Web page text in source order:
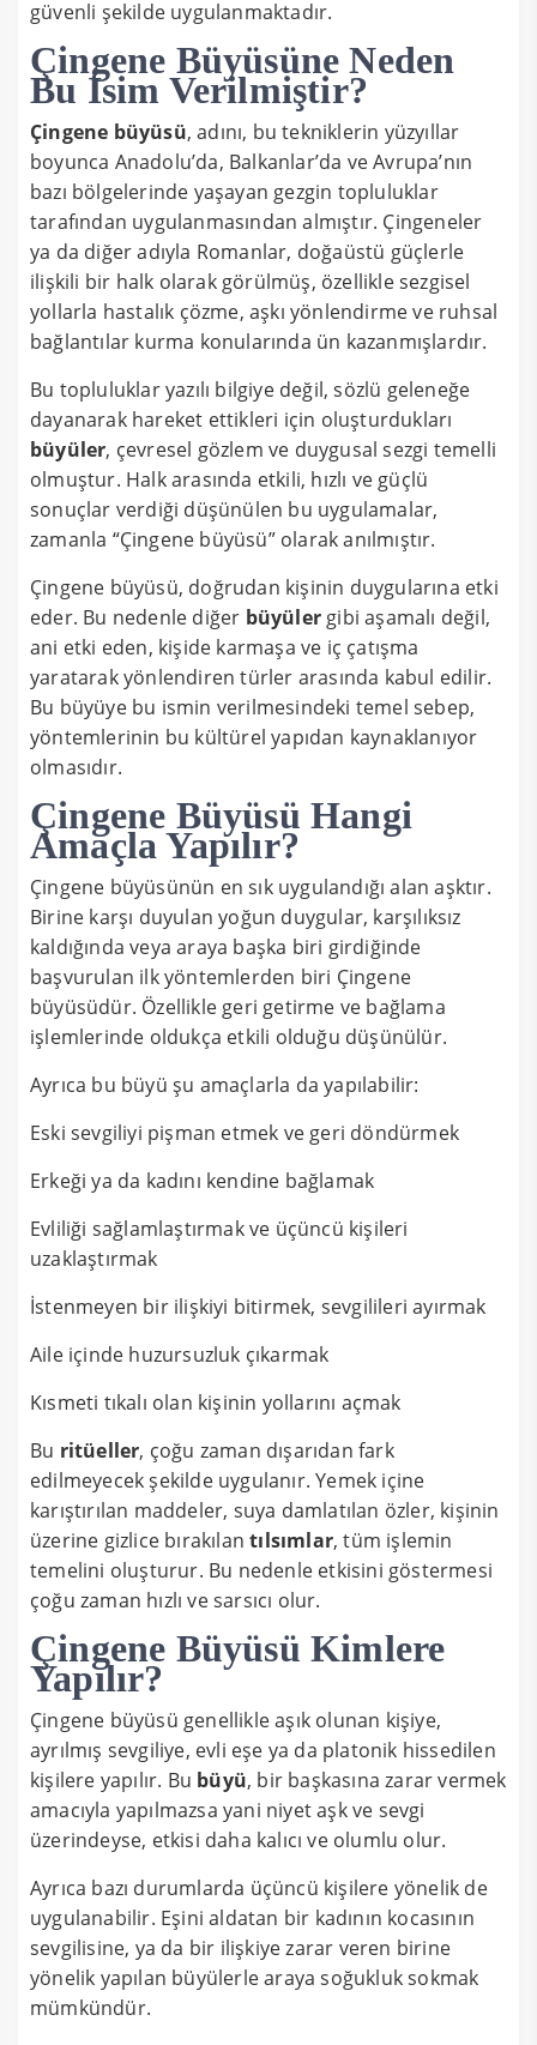
güvenli şekilde uygulanmaktadır.
Çingene Büyüsüne Neden
Bu İsim Verilmiştir?
Çingene büyüsü, adını, bu tekniklerin yüzyıllar
boyunca Anadolu’da, Balkanlar’da ve Avrupa’nın
bazı bölgelerinde yaşayan gezgin topluluklar
tarafından uygulanmasından almıştır. Çingeneler
ya da diğer adıyla Romanlar, doğaüstü güçlerle
ilişkili bir halk olarak görülmüş, özellikle sezgisel
yollarla hastalık çözme, aşkı yönlendirme ve ruhsal
bağlantılar kurma konularında ün kazanmışlardır.
Bu topluluklar yazılı bilgiye değil, sözlü geleneğe
dayanarak hareket ettikleri için oluşturdukları
büyüler, çevresel gözlem ve duygusal sezgi temelli
olmuştur. Halk arasında etkili, hızlı ve güçlü
sonuçlar verdiği düşünülen bu uygulamalar,
zamanla “Çingene büyüsü” olarak anılmıştır.
Çingene büyüsü, doğrudan kişinin duygularına etki
eder. Bu nedenle diğer büyüler gibi aşamalı değil,
ani etki eden, kişide karmaşa ve iç çatışma
yaratarak yönlendiren türler arasında kabul edilir.
Bu büyüye bu ismin verilmesindeki temel sebep,
yöntemlerinin bu kültürel yapıdan kaynaklanıyor
olmasıdır.
Çingene Büyüsü Hangi
Amaçla Yapılır?
Çingene büyüsünün en sık uygulandığı alan aşktır.
Birine karşı duyulan yoğun duygular, karşılıksız
kaldığında veya araya başka biri girdiğinde
başvurulan ilk yöntemlerden biri Çingene
büyüsüdür. Özellikle geri getirme ve bağlama
işlemlerinde oldukça etkili olduğu düşünülür.
Ayrıca bu büyü şu amaçlarla da yapılabilir:
Eski sevgiliyi pişman etmek ve geri döndürmek
Erkeği ya da kadını kendine bağlamak
Evliliği sağlamlaştırmak ve üçüncü kişileri
uzaklaştırmak
İstenmeyen bir ilişkiyi bitirmek, sevgilileri ayırmak
Aile içinde huzursuzluk çıkarmak
Kısmeti tıkalı olan kişinin yollarını açmak
Bu ritüeller, çoğu zaman dışarıdan fark
edilmeyecek şekilde uygulanır. Yemek içine
karıştırılan maddeler, suya damlatılan özler, kişinin
üzerine gizlice bırakılantılsımlar, tüm işlemin
temelini oluşturur. Bu nedenle etkisini göstermesi
çoğu zaman hızlı ve sarsıcı olur.
Çingene Büyüsü Kimlere
Yapılır?
Çingene büyüsü genellikle aşık olunan kişiye,
ayrılmış sevgiliye, evli eşe ya da platonik hissedilen
kişilere yapılır. Bu büyü, bir başkasına zarar vermek
amacıyla yapılmazsa yani niyet aşk ve sevgi
üzerindeyse, etkisi daha kalıcı ve olumlu olur.
Ayrıca bazı durumlarda üçüncü kişilere yönelik de
uygulanabilir. Eşini aldatan bir kadının kocasının
sevgilisine, ya da bir ilişkiye zarar veren birine
yönelik yapılan büyülerle araya soğukluk sokmak
mümkündür.